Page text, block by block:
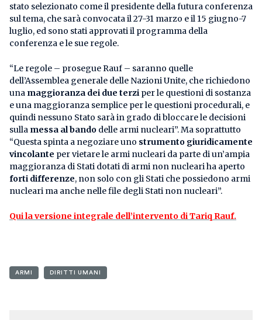
stato selezionato come il presidente della futura conferenza
sul tema, che sarà convocata il 27-31 marzo e il 15 giugno-7
luglio, ed sono stati approvati il programma della
conferenza e le sue regole.
“Le regole – prosegue Rauf – saranno quelle
dell’Assemblea generale delle Nazioni Unite, che richiedono
una maggioranza dei due terzi per le questioni di sostanza
e una maggioranza semplice per le questioni procedurali, e
quindi nessuno Stato sarà in grado di bloccare le decisioni
sulla messa al bando delle armi nucleari”. Ma soprattutto
“Questa spinta a negoziare uno strumento giuridicamente
vincolante per vietare le armi nucleari da parte di un’ampia
maggioranza di Stati dotati di armi non nucleari ha aperto
forti differenze, non solo con gli Stati che possiedono armi
nucleari ma anche nelle file degli Stati non nucleari”.
Qui la versione integrale dell’intervento di Tariq Rauf.
ARMI DIRITTI UMANI